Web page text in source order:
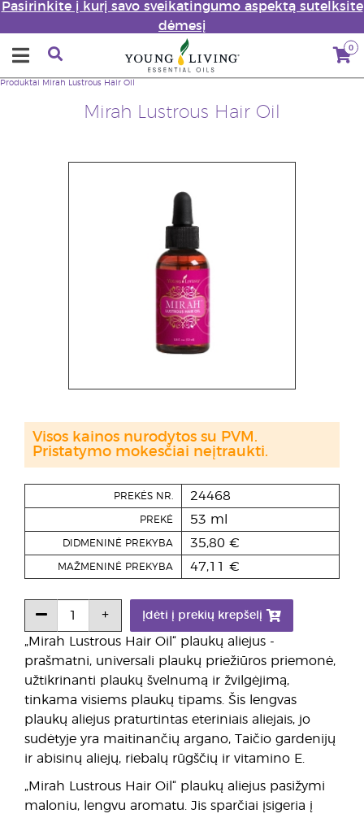
Pasirinkite į kurį savo sveikatingumo aspektą sutelksite
dėmesį
0
Mirah Lustrous Hair Oil
Produktai Mirah Lustrous Hair Oil
„Mirah Lustrous Hair Oil“ plaukų aliejus -
prašmatni, universali plaukų priežiūros priemonė,
užtikrinanti plaukų švelnumą ir žvilgėjimą,
tinkama visiems plaukų tipams. Šis lengvas
plaukų aliejus praturtintas eteriniais aliejais, jo
sudėtyje yra maitinančių argano, Taičio gardenijų
ir abisinų aliejų, riebalų rūgščių ir vitamino E.
„Mirah Lustrous Hair Oil“ plaukų aliejus pasižymi
maloniu, lengvu aromatu. Jis sparčiai įsigeria į
PREKĖS NR. 24468
PREKĖ 53 ml
DIDMENINĖ PREKYBA 35,80 €
MAŽMENINĖ PREKYBA 47,11 €
Įdėti į prekių krepšelį
Visos kainos nurodytos su PVM.
Pristatymo mokesčiai neįtraukti.